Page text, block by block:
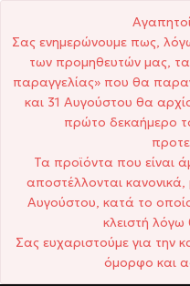
Σας ενημερώνουμε πως,
των προμηθευτών μας, τα
παραγγελίας» που θα
και 31 Αυγούστου θα
πρώτο δεκαήμερο
Τα προϊόντα που είναι
αποστέλλονται
Αυγούστου, κατά το
κλειστή
Σας ευχαριστούμε για την
όμορφο και